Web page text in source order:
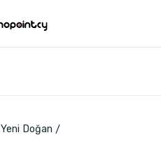
Yeni Doğan